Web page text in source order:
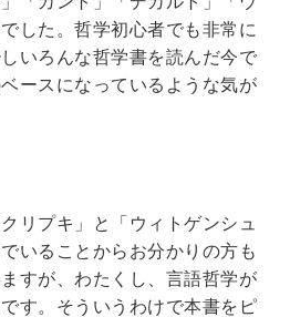
した。哲学初心者でも非常に
いろんな哲学書を読んだ今で
ースになっているような気が
リプキ」と「ウィトゲンシュ
いることからお分かりの方も
すが、わたくし、言語哲学が
す。そういうわけで本書をピ